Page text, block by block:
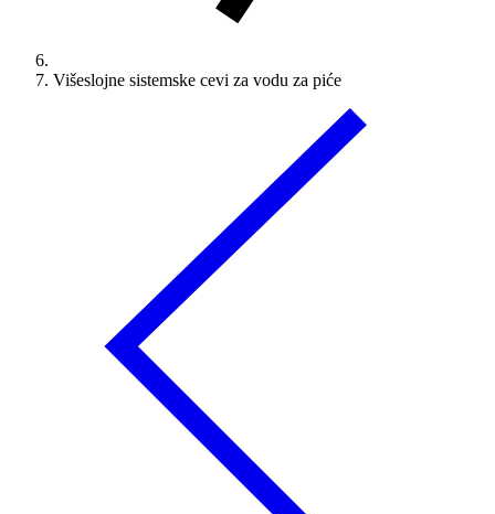
Višeslojne sistemske cevi za vodu za piće